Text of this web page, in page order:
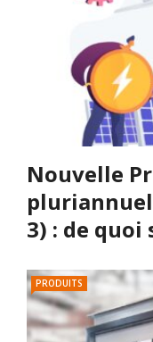
Nouvelle
3) : de quoi
PRODUITS